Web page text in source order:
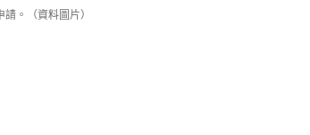
。（資料圖片）